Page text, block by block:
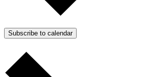
Subscribe to calendar